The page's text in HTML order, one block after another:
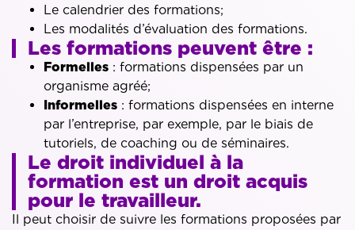
Le calendrier des formations;
Les modalités d’évaluation des formations.
Les formations peuvent être :
Formelles : formations dispensées par un
organisme agréé;
Informelles : formations dispensées en interne
par l’entreprise, par exemple, par le biais de
tutoriels, de coaching ou de séminaires.
Le droit individuel à la
formation est un droit acquis
pour le travailleur.
Il peut choisir de suivre les formations proposées par